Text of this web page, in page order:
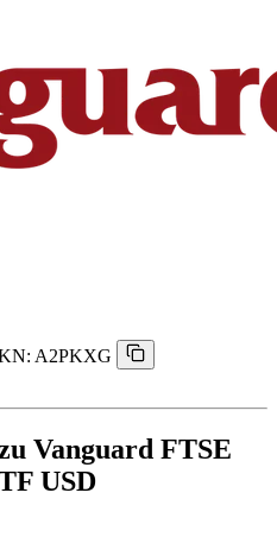
A2PKXG
Vanguard FTSE
USD